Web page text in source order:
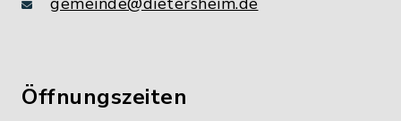
Öffnungszeiten